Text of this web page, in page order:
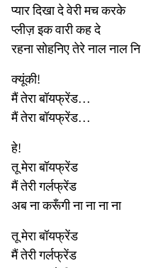
प्यार दिखा दे वेरी मच करके
प्लीज़ इक वारी कह दे
रहना सोहनिए तेरे नाल नाल नि
क्यूंकी!
मैं तेरा बॉयफ्रेंड…
मैं तेरा बॉयफ्रेंड…
हे!
तू मेरा बॉयफ्रेंड
मैं तेरी गर्लफ्रेंड
अब ना करूँगी ना ना ना ना
तू मेरा बॉयफ्रेंड
मैं तेरी गर्लफ्रेंड